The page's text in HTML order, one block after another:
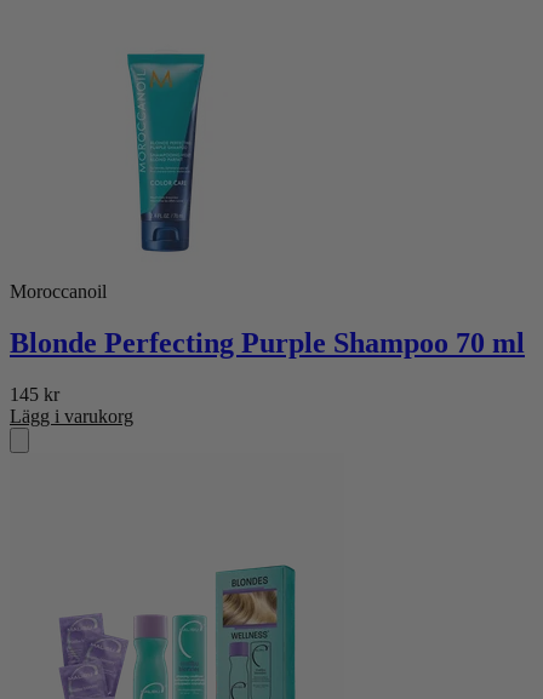
Moroccanoil
Blonde Perfecting Purple Shampoo 70 ml
145 kr
Lägg i varukorg